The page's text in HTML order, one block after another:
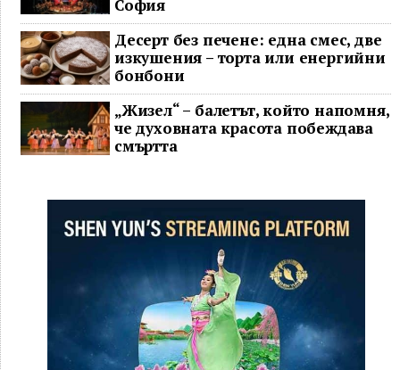
София
Десерт без печене: една смес, две
изкушения – торта или енергийни
бонбони
„Жизел“ – балетът, който напомня,
че духовната красота побеждава
смъртта